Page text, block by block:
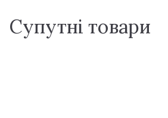
Супутні товари